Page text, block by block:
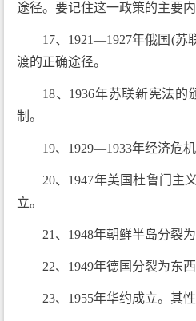
途径。要记住这一政策的主要内
17、1921—1927年俄国(苏
渡的正确途径。
18、1936年苏联新宪法
制。
19、1929—1933年经济危
20、1947年美国杜鲁门主
立。
21、1948年朝鲜半岛分裂
22、1949年德国分裂为东
23、1955年华约成立。其